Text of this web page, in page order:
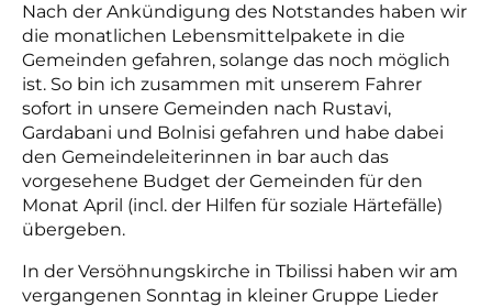
Nach der Ankündigung des Notstandes haben wir
die monatlichen Lebensmittelpakete in die
Gemeinden gefahren, solange das noch möglich
ist. So bin ich zusammen mit unserem Fahrer
sofort in unsere Gemeinden nach Rustavi,
Gardabani und Bolnisi gefahren und habe dabei
den Gemeindeleiterinnen in bar auch das
vorgesehene Budget der Gemeinden für den
Monat April (incl. der Hilfen für soziale Härtefälle)
übergeben.
In der Versöhnungskirche in Tbilissi haben wir am
vergangenen Sonntag in kleiner Gruppe Lieder